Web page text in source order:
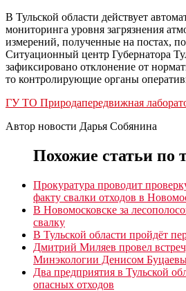
В Тульской области действует
мониторинга уровня загрязнения
измерений, полученные на постах,
Ситуационный центр Губернатора
зафиксировано отклонение от
то контролирующие органы
ГУ ТО Природапередвижная
Автор новости Дарья Собянина
Похожие статьи по
Прокуратура проводит
факту свалки отходов в
В Новомосковске за
свалку
В Тульской области пройдёт
Дмитрий Миляев провел
Минэкологии Денисом
Два предприятия в Тульской
опасных отходов